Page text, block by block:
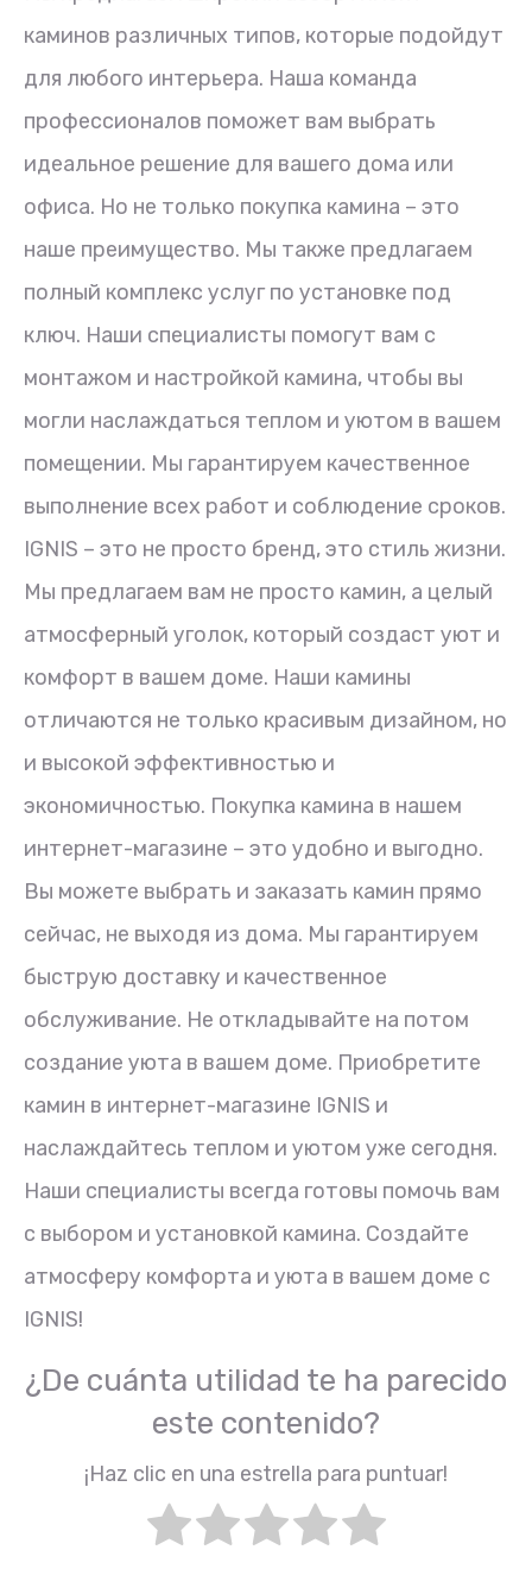
каминов различных типов, которые подойдут
для любого интерьера. Наша команда
профессионалов поможет вам выбрать
идеальное решение для вашего дома или
офиса. Но не только покупка камина – это
наше преимущество. Мы также предлагаем
полный комплекс услуг по установке под
ключ. Наши специалисты помогут вам с
монтажом и настройкой камина, чтобы вы
могли наслаждаться теплом и уютом в вашем
помещении. Мы гарантируем качественное
выполнение всех работ и соблюдение сроков.
IGNIS – это не просто бренд, это стиль жизни.
Мы предлагаем вам не просто камин, а целый
атмосферный уголок, который создаст уют и
комфорт в вашем доме. Наши камины
отличаются не только красивым дизайном, но
и высокой эффективностью и
экономичностью. Покупка камина в нашем
интернет-магазине – это удобно и выгодно.
Вы можете выбрать и заказать камин прямо
сейчас, не выходя из дома. Мы гарантируем
быструю доставку и качественное
обслуживание. Не откладывайте на потом
создание уюта в вашем доме. Приобретите
камин в интернет-магазине IGNIS и
наслаждайтесь теплом и уютом уже сегодня.
Наши специалисты всегда готовы помочь вам
с выбором и установкой камина. Создайте
атмосферу комфорта и уюта в вашем доме с
IGNIS!
¿De cuánta utilidad te ha parecido
este contenido?
¡Haz clic en una estrella para puntuar!